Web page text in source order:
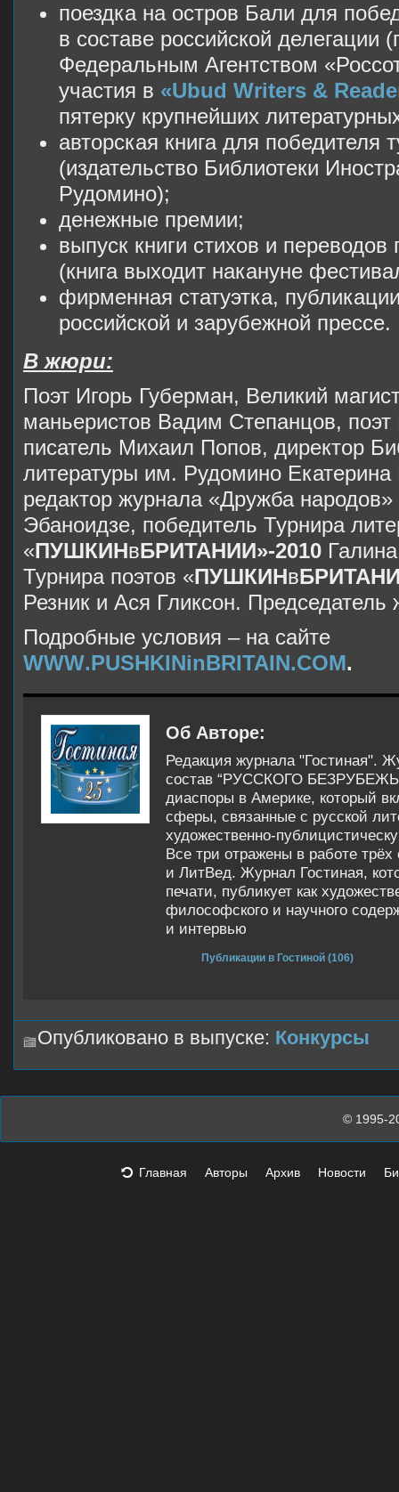
поездка на остров Бали для
в составе российской делегации
Федеральным Агентством
участия в «Ubud Writers &
пятерку крупнейших
авторская книга для победителя
(издательство Библиотеки
Рудомино);
денежные премии;
выпуск книги стихов и переводов
(книга выходит накануне
фирменная статуэтка,
российской и зарубежной прессе.
В жюри:
Поэт Игорь Губерман, Великий
маньеристов Вадим Степанцов, поэт
писатель Михаил Попов, директор
литературы им. Рудомино Екатерина
редактор журнала «Дружба
Эбаноидзе, победитель Турнира
«ПУШКИНвБРИТАНИИ»-2010
Турнира поэтов «ПУШКИНв
Резник и Ася Гликсон.
Подробные условия – на сайте
WWW.PUSHKINinBRITAIN.COM.
Об Авторе:
Редакция журнала "Гостиная".
состав “РУССКОГО
диаспоры в Америке, который
сферы, связанные с русской
художественно-
Все три отражены в работе
и ЛитВед. Журнал Гостиная,
печати, публикует как
философского и научного
и интервью
Публикации в Гостиной (106)
Опубликовано в выпуске: Конкурсы
© 1995-
Главная Авторы Архив Новости